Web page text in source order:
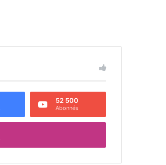
52 500
Abonnés